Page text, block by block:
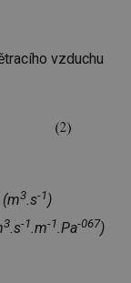
vzduchu
3.s-1)
3 .s-1 .m-1 .Pa-067)